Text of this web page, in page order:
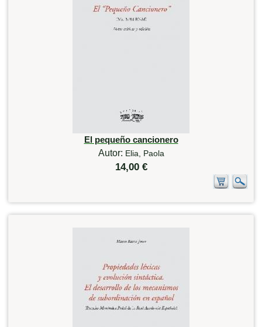
El pequeño cancionero
Autor: Elia, Paola
14,00 €